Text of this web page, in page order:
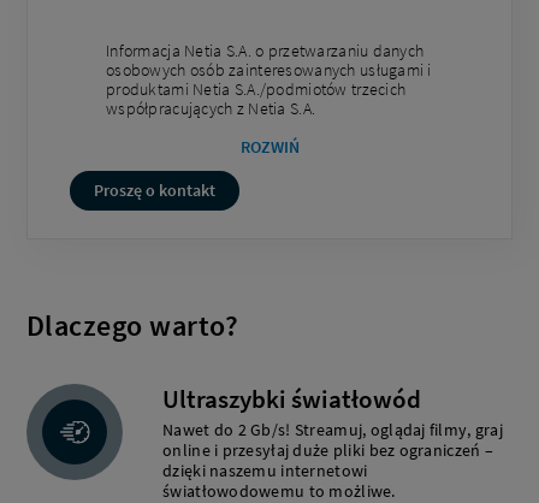
Informacja Netia S.A. o przetwarzaniu danych
osobowych osób zainteresowanych usługami i
produktami Netia S.A./podmiotów trzecich
współpracujących z Netia S.A.
ROZWIŃ
Proszę o kontakt
Dlaczego warto?
Ultraszybki światłowód
Nawet do 2 Gb/s! Streamuj, oglądaj filmy, graj
online i przesyłaj duże pliki bez ograniczeń –
dzięki naszemu internetowi
światłowodowemu to możliwe.